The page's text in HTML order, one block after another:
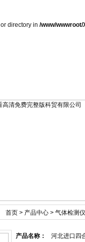
directory in /www/wwwroot/
首页 > 产品中心 > 气体检测仪
产品名称：
河北进口四